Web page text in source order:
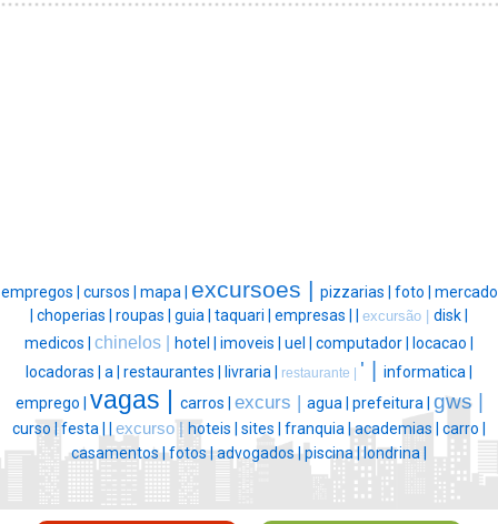
empregos | cursos | mapa | excursoes | pizzarias | foto | mercado
| choperias | roupas | guia | taquari | empresas | | excursão | disk |
medicos | chinelos | hotel | imoveis | uel | computador | locacao |
locadoras | a | restaurantes | livraria | restaurante | ' | informatica |
emprego | vagas | carros | excurs | agua | prefeitura | gws |
curso | festa | | excurso | hoteis | sites | franquia |academias | carro |
casamentos |fotos |advogados |piscina |londrina |